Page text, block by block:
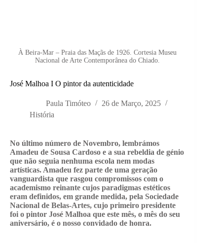
À Beira-Mar – Praia das Maçãs de 1926. Cortesia Museu
Nacional de Arte Contemporânea do Chiado.
José Malhoa I O pintor da autenticidade
Paula Timóteo
26 de Março, 2025
História
No último número de Novembro, lembrámos
Amadeu de Sousa Cardoso e a sua rebeldia de génio
que não seguia nenhuma escola nem modas
artísticas. Amadeu fez parte de uma geração
vanguardista que rasgou compromissos com o
academismo reinante cujos paradigmas estéticos
eram definidos, em grande medida, pela Sociedade
Nacional de Belas-Artes, cujo primeiro presidente
foi o pintor José Malhoa que este mês, o mês do seu
aniversário, é o nosso convidado de honra.